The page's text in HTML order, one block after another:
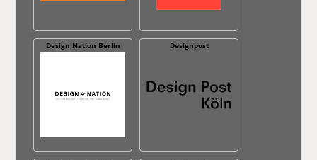
Design Nation Berlin Designpost